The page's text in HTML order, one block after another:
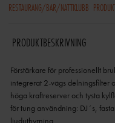
RESTAURANG/BAR/NATTKLUBB
PRODUKTBESKRIVNING
Förstärkare för professionellt
integrerat 2-vägs delningsfilter
höga kraftreserver och tysta
för tung användning: DJ´s,
ljuduthyrning